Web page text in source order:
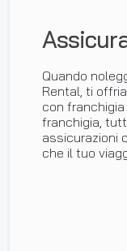
Quando
Rental, ti
con
franchigia,
assicurazioni
che il tuo